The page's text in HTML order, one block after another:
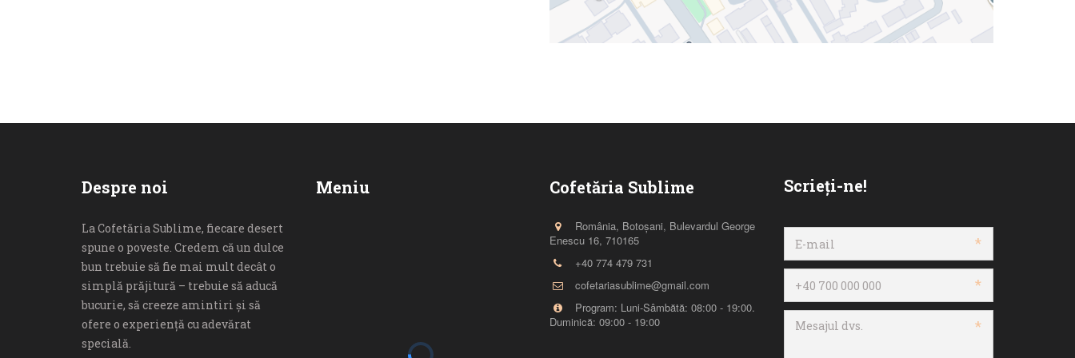
Despre noi
La Cofetăria Sublime, fiecare desert
spune o poveste. Credem că un dulce
bun trebuie să fie mai mult decât o
simplă prăjitură – trebuie să aducă
bucurie, să creeze amintiri și să
ofere o experiență cu adevărat
specială.
Meniu Cofetăria Sublime
România, Botoșani, Bulevardul George
Enescu 16, 710165
+40 774 479 731
cofetariasublime@gmail.com
Program: Luni-Sâmbătă: 08:00 - 19:00.
Duminică: 09:00 - 19:00
Scrieți-ne!
*
*
*